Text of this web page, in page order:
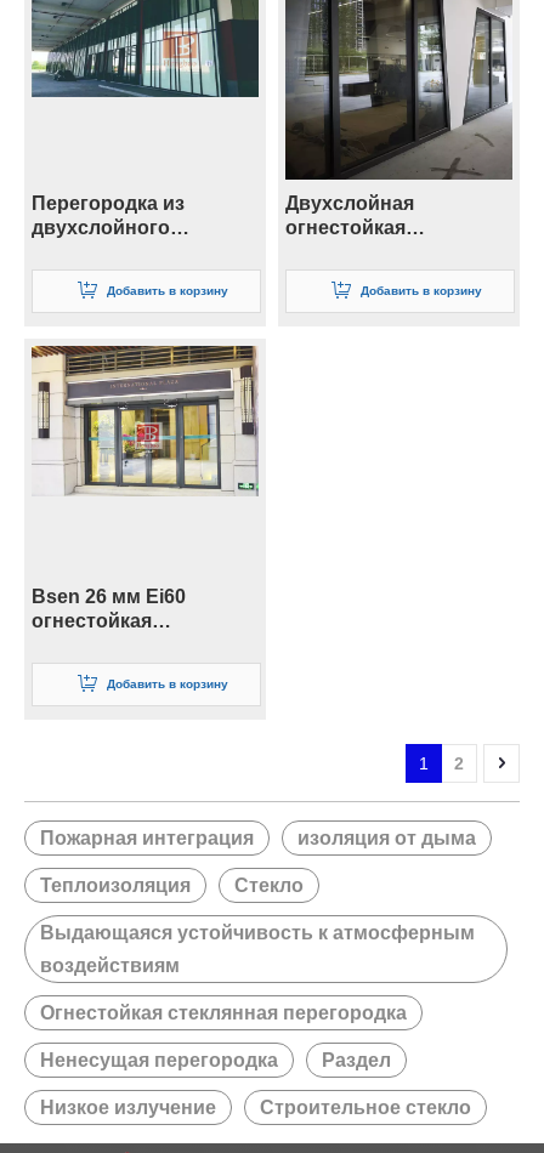
Перегородка из
двухслойного
мм
Добавить в корзину
Двухслойная
огнестойкая
перегородка 41 мм
Добавить в корзину
Bsen 26 мм Ei60
огнестойкая
перегородка для Fpos
Добавить в корзину
1 2
Пожарная интеграция изоляция от дыма
Теплоизоляция Стекло
Выдающаяся устойчивость к атмосферным
воздействиям
Огнестойкая стеклянная перегородка
Ненесущая перегородка Раздел
Низкое излучение Строительное стекло